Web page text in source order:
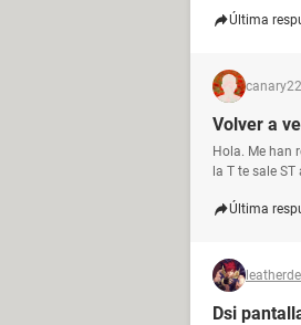
Última
canary22
Volver a
Hola. Me han
la T te sale
Última
Dsi